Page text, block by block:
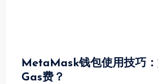
MetaMask钱包使用技巧
Gas费？